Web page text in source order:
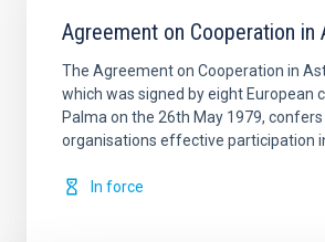
Agreement on Cooperation in
The Agreement on Cooperation in
which was signed by eight European
Palma on the 26th May 1979,
organisations effective participation
In force